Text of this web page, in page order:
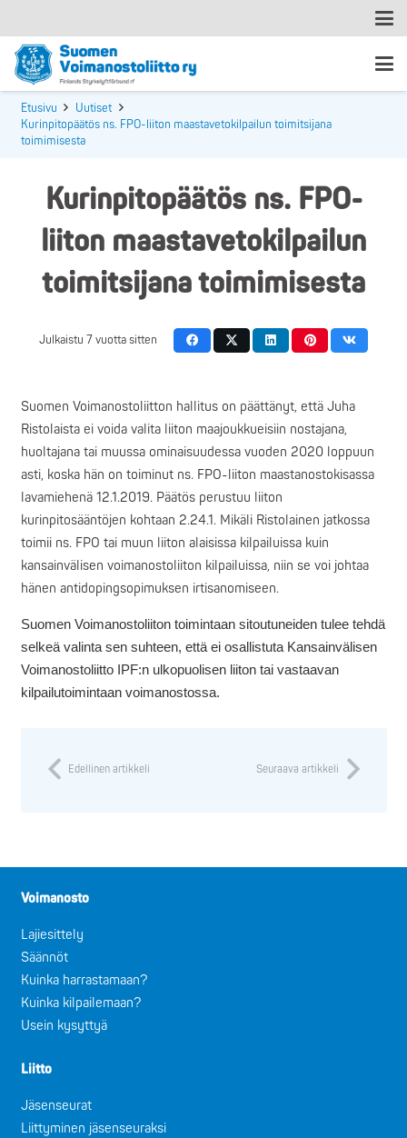
Etusivu
Uutiset
Kurinpitopäätös ns. FPO-liiton maastavetokilpailun toimitsijana
toimimisesta
Kurinpitopäätös ns. FPO-
liiton maastavetokilpailun
toimitsijana toimimisesta
Julkaistu7 vuotta sitten
Suomen Voimanostoliitton hallitus on päättänyt, että Juha
Ristolaista ei voida valita liiton maajoukkueisiin nostajana,
huoltajana tai muussa ominaisuudessa vuoden 2020 loppuun
asti, koska hän on toiminut ns. FPO-liiton maastanostokisassa
lavamiehenä 12.1.2019. Päätös perustuu liiton
kurinpitosääntöjen kohtaan 2.24.1. Mikäli Ristolainen jatkossa
toimii ns. FPO tai muun liiton alaisissa kilpailuissa kuin
kansainvälisen voimanostoliiton kilpailuissa, niin se voi johtaa
hänen antidopingsopimuksen irtisanomiseen.
Suomen Voimanostoliiton toimintaan sitoutuneiden tulee tehdä
selkeä valinta sen suhteen, että ei osallistuta Kansainvälisen
Voimanostoliitto IPF:n ulkopuolisen liiton tai vastaavan
kilpailutoimintaan voimanostossa.
Edellinen artikkeli Seuraava artikkeli
Voimanosto
Lajiesittely
Säännöt
Kuinka harrastamaan?
Kuinka kilpailemaan?
Usein kysyttyä
Liitto
Jäsenseurat
Liittyminen jäsenseuraksi